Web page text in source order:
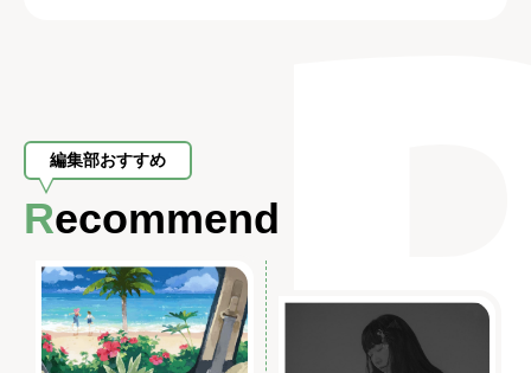
編集部おすすめ
Recommend